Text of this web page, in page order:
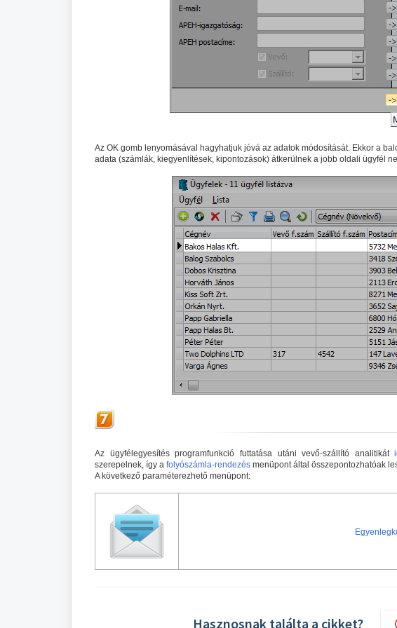
Az OK gomb lenyomásával hagyhatjuk jóvá az adatok módosítását. Ekkor a
adata (számlák, kiegyenlítések, kipontozások) átkerülnek a jobb oldali ügyfél
Az ügyfélegyesítés programfunkció futtatása utáni vevő-szállító analitikát
szerepelnek, így a folyószámla-rendezés menüpont által összepontozhatóak
A következő paraméterezhető menüpont:
Hasznosnak találta a cikket?